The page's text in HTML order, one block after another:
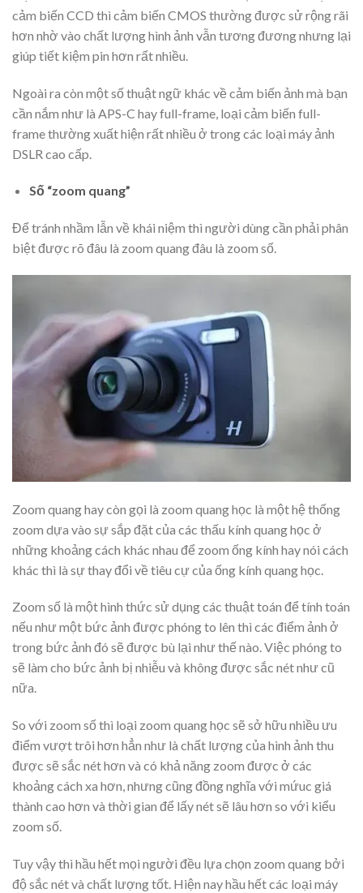
cảm biến CCD thì cảm biến CMOS thường được sử rộng rãi
hơn nhờ vào chất lượng hình ảnh vẫn tương đương nhưng lại
giúp tiết kiệm pin hơn rất nhiều.
Ngoài ra còn một số thuật ngữ khác về cảm biến ảnh mà bạn
cần nắm như là APS-C hay full-frame, loại cảm biến full-
frame thường xuất hiện rất nhiều ở trong các loại máy ảnh
DSLR cao cấp.
Số “zoom quang”
Để tránh nhầm lẫn về khái niệm thì người dùng cần phải phân
biệt được rõ đâu là zoom quang đâu là zoom số.
Zoom quang hay còn gọi là zoom quang học là một hệ thống
zoom dựa vào sự sắp đặt của các thấu kính quang học ở
những khoảng cách khác nhau để zoom ống kính hay nói cách
khác thì là sự thay đổi về tiêu cự của ống kính quang học.
Zoom số là một hình thức sử dụng các thuật toán để tính toán
nếu như một bức ảnh được phóng to lên thì các điểm ảnh ở
trong bức ảnh đó sẽ được bù lại như thế nào. Việc phóng to
sẽ làm cho bức ảnh bị nhiễu và không được sắc nét như cũ
nữa.
So với zoom số thì loại zoom quang học sẽ sở hữu nhiều ưu
điểm vượt trôi hơn hẳn như là chất lượng của hình ảnh thu
được sẽ sắc nét hơn và có khả năng zoom được ở các
khoảng cách xa hơn, nhưng cũng đồng nghĩa với mứuc giá
thành cao hơn và thời gian để lấy nét sẽ lâu hơn so với kiểu
zoom số.
Tuy vậy thì hầu hết mọi người đều lựa chọn zoom quang bởi
độ sắc nét và chất lượng tốt. Hiện nay hầu hết các loại máy